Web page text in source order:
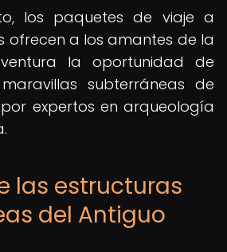
los paquetes de viaje a
ofrecen a los amantes de la
la oportunidad de
subterráneas de
expertos en arqueología
las estructuras
del Antiguo